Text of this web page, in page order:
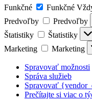
Funkčné
Funkčné
Predvoľby
Predvoľby
Štatistiky
Štatistiky
Marketing
Marketing
Spravovať možnosti
Správa služieb
Spravovať
Prečítajte si viac o